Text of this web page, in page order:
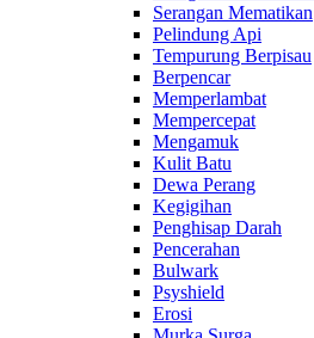
Serangan Mematikan
Pelindung Api
Tempurung Berpisau
Berpencar
Memperlambat
Mempercepat
Mengamuk
Kulit Batu
Dewa Perang
Kegigihan
Penghisap Darah
Pencerahan
Bulwark
Psyshield
Erosi